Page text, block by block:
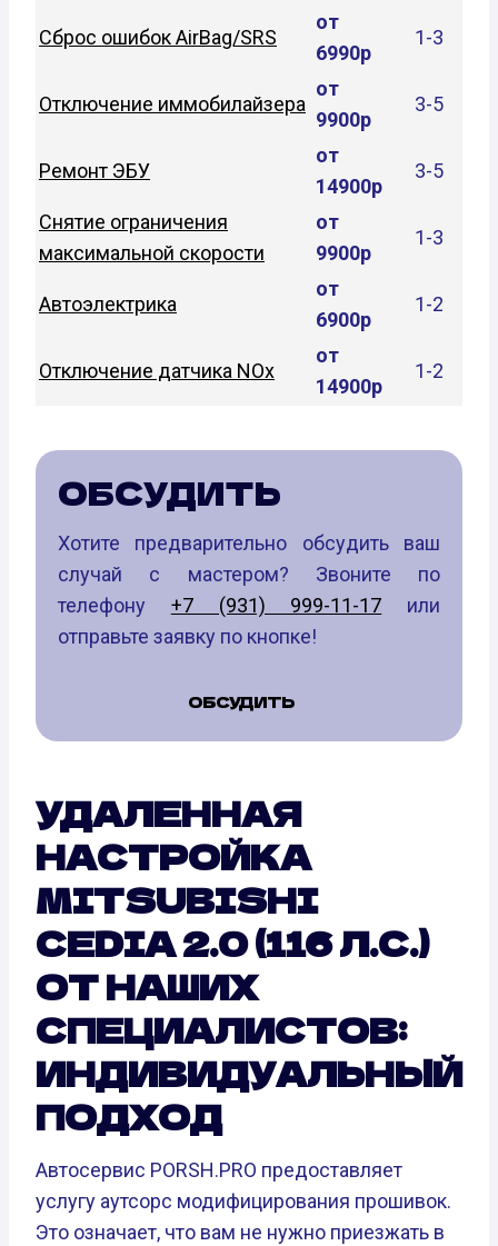
Сброс ошибок AirBag/SRS
от
6990р
1-3
Отключение иммобилайзера
от
9900р
3-5
Ремонт ЭБУ
от
14900р
3-5
Снятие ограничения
максимальной скорости
от
9900р
1-3
Автоэлектрика
от
6900р
1-2
Отключение датчика NOx
от
14900р
1-2
ОБСУДИТЬ
Хотите предварительно обсудить ваш
случай с мастером? Звоните по
телефону +7 (931) 999-11-17 или
отправьте заявку по кнопке!
ОБСУДИТЬ
УДАЛЕННАЯ
НАСТРОЙКА
MITSUBISHI
CEDIA 2.0 (116 Л.С.)
ОТ НАШИХ
СПЕЦИАЛИСТОВ:
ИНДИВИДУАЛЬНЫЙ
ПОДХОД
Автосервис PORSH.PRO предоставляет
услугу аутсорс модифицирования прошивок.
Это означает, что вам не нужно приезжать в